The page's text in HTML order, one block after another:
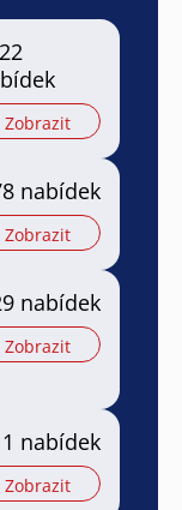
Zobrazit
nabídek
Zobrazit
nabídek
Zobrazit
nabídek
Zobrazit